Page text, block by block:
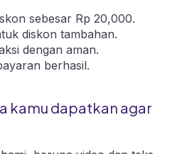
sebesar Rp 20,000.
diskon tambahan.
dengan aman.
berhasil.
kamu dapatkan agar